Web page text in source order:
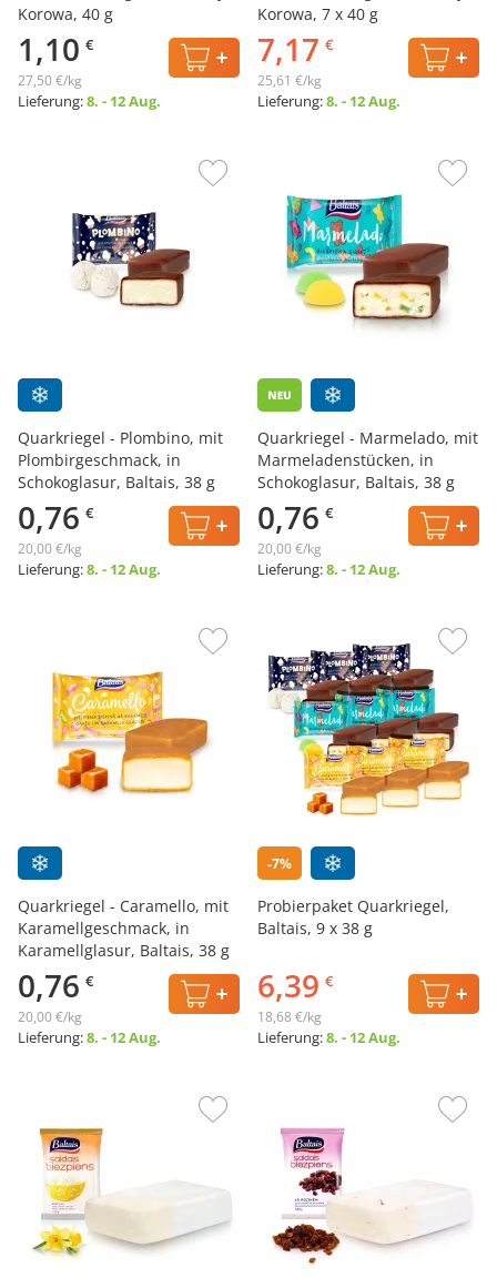
Korowa, 40 g
1,10 €
27,50 €/kg
Lieferung:8. - 12 Aug.
Korowa, 7 х 40 g
7,17 €
25,61 €/kg
Lieferung:8. - 12 Aug.
Quarkriegel - Plombino, mit
Plombirgeschmack, in
Schokoglasur, Baltais, 38 g
0,76 €
20,00 €/kg
Lieferung:8. - 12 Aug.
Quarkriegel - Marmelado, mit
Marmeladenstücken, in
Schokoglasur, Baltais, 38 g
0,76 €
20,00 €/kg
Lieferung:8. - 12 Aug.
Quarkriegel - Caramello, mit
Karamellgeschmack, in
Karamellglasur, Baltais, 38 g
0,76 €
20,00 €/kg
Lieferung:8. - 12 Aug.
-7%
Probierpaket Quarkriegel,
Baltais, 9 х 38 g
6,39 €
18,68 €/kg
Lieferung:8. - 12 Aug.